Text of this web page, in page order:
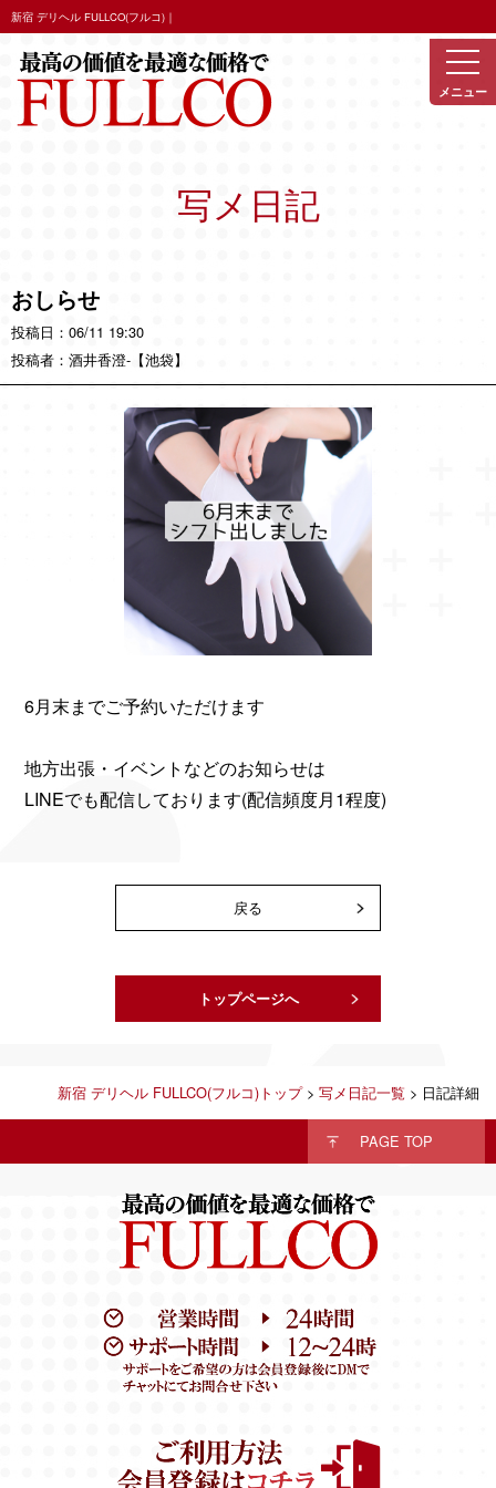
新宿 デリヘル FULLCO(フルコ)｜
写メ日記
おしらせ
06/11 19:30
酒井香澄-【池袋】
6月末までご予約いただけます
地方出張・イベントなどのお知らせは
LINEでも配信しております(配信頻度月1程度)​​​​​​​
戻る
トップページへ
新宿 デリヘル FULLCO(フルコ)トップ> 写メ日記一覧 > 日記詳細
PAGE TOP